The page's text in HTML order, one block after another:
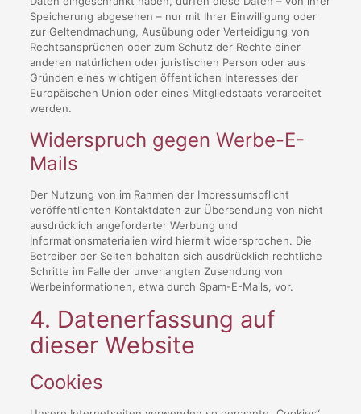
Speicherung abgesehen – nur mit Ihrer Einwilligung oder
zur Geltendmachung, Ausübung oder Verteidigung von
Rechtsansprüchen oder zum Schutz der Rechte einer
anderen natürlichen oder juristischen Person oder aus
Gründen eines wichtigen öffentlichen Interesses der
Europäischen Union oder eines Mitgliedstaats verarbeitet
werden.
Widerspruch gegen Werbe-E-
Mails
Der Nutzung von im Rahmen der Impressumspflicht
veröffentlichten Kontaktdaten zur Übersendung von nicht
ausdrücklich angeforderter Werbung und
Informationsmaterialien wird hiermit widersprochen. Die
Betreiber der Seiten behalten sich ausdrücklich rechtliche
Schritte im Falle der unverlangten Zusendung von
Werbeinformationen, etwa durch Spam-E-Mails, vor.
4. Datenerfassung auf
dieser Website
Cookies